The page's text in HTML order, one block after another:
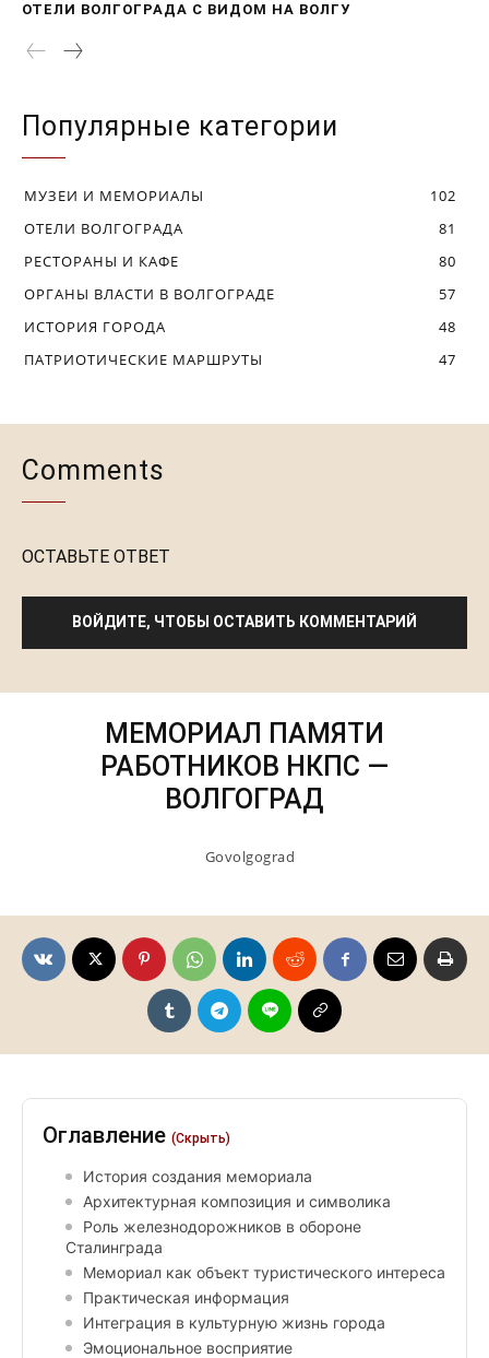
ОТЕЛИ ВОЛГОГРАДА С ВИДОМ НА ВОЛГУ
Популярные категории
МУЗЕИ И МЕМОРИАЛЫ
102
ОТЕЛИ ВОЛГОГРАДА
81
РЕСТОРАНЫ И КАФЕ
80
ОРГАНЫ ВЛАСТИ В ВОЛГОГРАДЕ
57
ИСТОРИЯ ГОРОДА
48
ПАТРИОТИЧЕСКИЕ МАРШРУТЫ
47
Comments
ОСТАВЬТЕ ОТВЕТ
ВОЙДИТЕ, ЧТОБЫ ОСТАВИТЬ КОММЕНТАРИЙ